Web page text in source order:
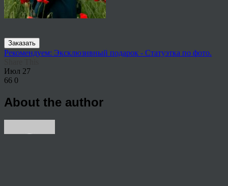
Заказать
Рекомендуем: Эксклюзивный подарок - Статуэтка по фото.
Июл 27
66 0
About the author